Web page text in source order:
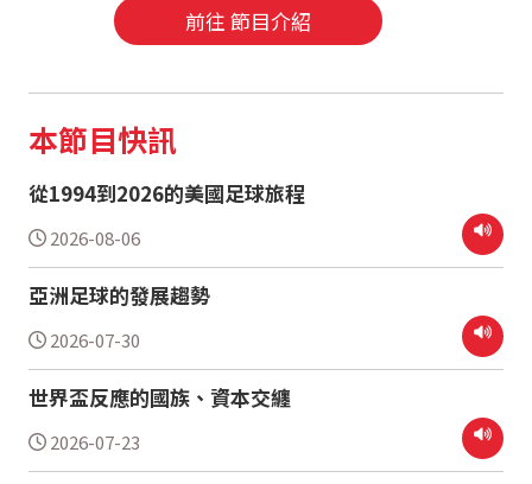
前往 節目介紹
本節目快訊
從1994到2026的美國足球旅程
2026-08-06
亞洲足球的發展趨勢
2026-07-30
世界盃反應的國族、資本交纏
2026-07-23